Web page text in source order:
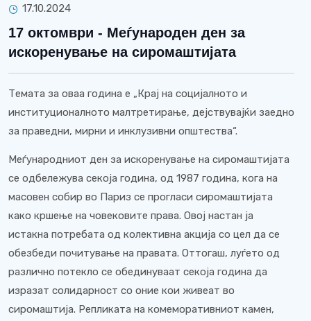
17.10.2024
17 октомври - Меѓународен ден за
искоренување на сиромаштијата
Темата за оваа година е „Крај на социјалното и
институционалното малтретирање, дејствувајќи заедно
за праведни, мирни и инклузивни општества“.
Меѓународниот ден за искоренување на сиромаштијата
се одбележува секоја година, од 1987 година, кога на
масовен собир во Париз се прогласи сиромаштијата
како кршење на човековите права. Овој настан ја
истакна потребата од колективна акција со цел да се
обезбеди почитување на правата. Оттогаш, луѓето од
различно потекло се обединуваат секоја година да
изразат солидарност со оние кои живеат во
сиромаштија. Репликата на комеморативниот камен,